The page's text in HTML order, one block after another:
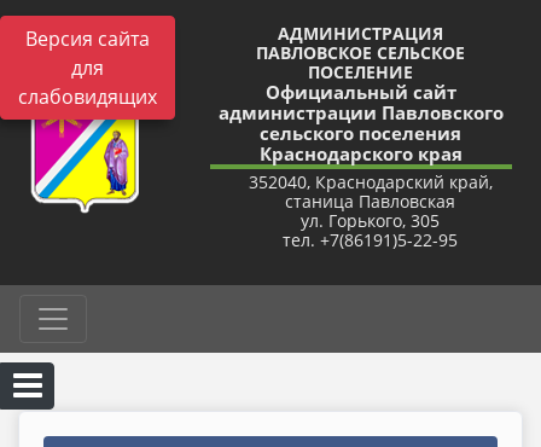
Версия сайта
для
слабовидящих
АДМИНИСТРАЦИЯ
ПАВЛОВСКОЕ СЕЛЬСКОЕ
ПОСЕЛЕНИЕ
Официальный сайт
администрации Павловского
сельского поселения
Краснодарского края
352040, Краснодарский край,
станица Павловская
ул. Горького, 305
тел. +7(86191)5-22-95